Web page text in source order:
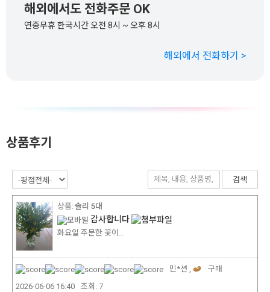
해외에서도 전화주문 OK
연중무휴 한국시간 오전 8시 ~ 오후 8시
해외에서 전화하기 >
상품후기